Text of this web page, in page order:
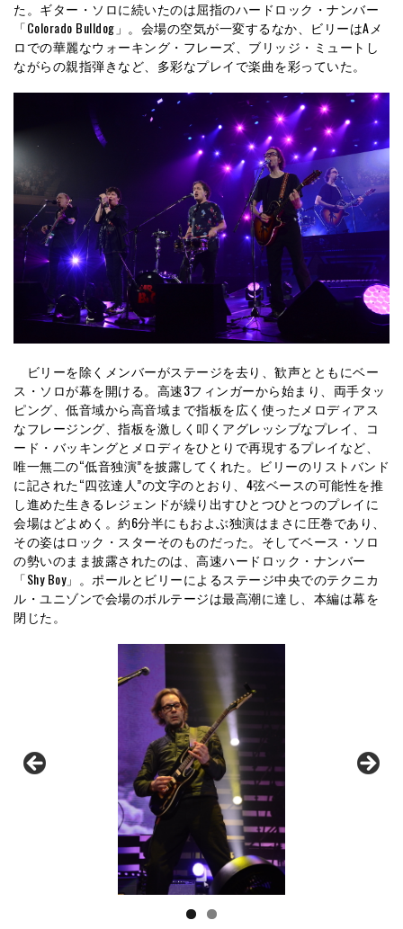
た。ギター・ソロに続いたのは屈指のハードロック・ナンバー
「Colorado Bulldog」。会場の空気が一変するなか、ビリーはAメ
ロでの華麗なウォーキング・フレーズ、ブリッジ・ミュートし
ながらの親指弾きなど、多彩なプレイで楽曲を彩っていた。
ビリーを除くメンバーがステージを去り、歓声とともにベー
ス・ソロが幕を開ける。高速3フィンガーから始まり、両手タッ
ピング、低音域から高音域まで指板を広く使ったメロディアス
なフレージング、指板を激しく叩くアグレッシブなプレイ、コ
ード・バッキングとメロディをひとりで再現するプレイなど、
唯一無二の“低音独演”を披露してくれた。ビリーのリストバンド
に記された“四弦達人”の文字のとおり、4弦ベースの可能性を推
し進めた生きるレジェンドが繰り出すひとつひとつのプレイに
会場はどよめく。約6分半にもおよぶ独演はまさに圧巻であり、
その姿はロック・スターそのものだった。そしてベース・ソロ
の勢いのまま披露されたのは、高速ハードロック・ナンバー
「Shy Boy」。ポールとビリーによるステージ中央でのテクニカ
ル・ユニゾンで会場のボルテージは最高潮に達し、本編は幕を
閉じた。